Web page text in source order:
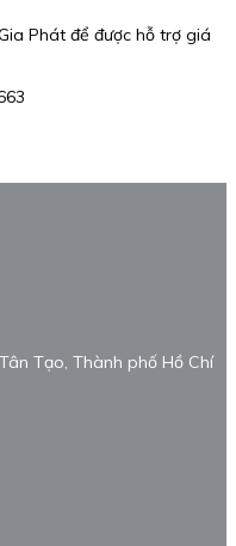
Phát để được hỗ trợ giá
Tạo, Thành phố Hồ Chí